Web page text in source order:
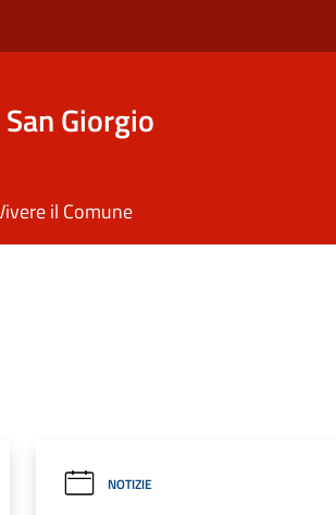
Giorgio
il Comune
NOTIZIE